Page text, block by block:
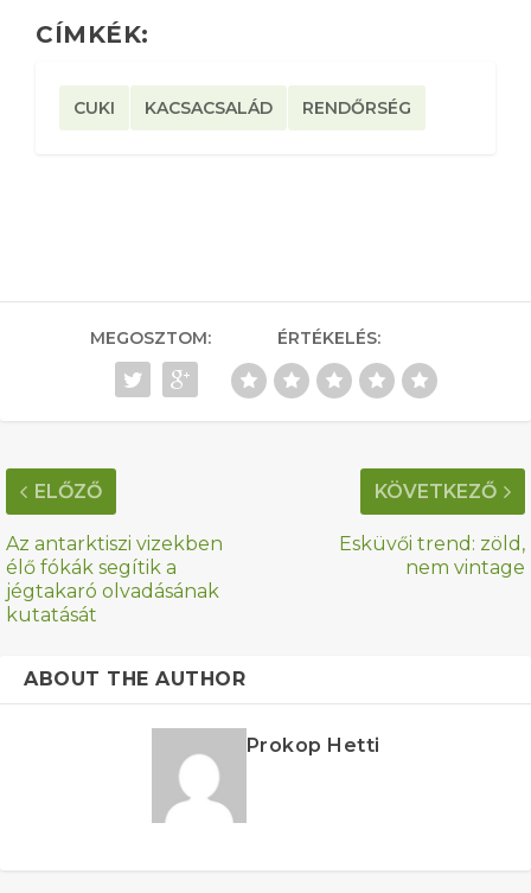
CÍMKÉK:
CUKI KACSACSALÁD RENDŐRSÉG
MEGOSZTOM: ÉRTÉKELÉS:
ELŐZŐ
Az antarktiszi vizekben
élő fókák segítik a
jégtakaró olvadásának
kutatását
KÖVETKEZŐ
Esküvői trend: zöld,
nem vintage
ABOUT THE AUTHOR
Prokop Hetti